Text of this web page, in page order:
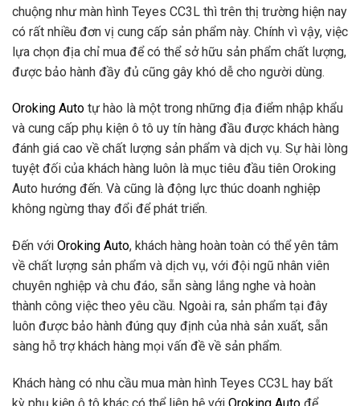
chuộng như màn hình Teyes CC3L thì trên thị trường hiện nay
có rất nhiều đơn vị cung cấp sản phẩm này. Chính vì vậy, việc
lựa chọn địa chỉ mua để có thể sở hữu sản phẩm chất lượng,
được bảo hành đầy đủ cũng gây khó dễ cho người dùng.
Oroking Auto tự hào là một trong những địa điểm nhập khẩu
và cung cấp phụ kiện ô tô uy tín hàng đầu được khách hàng
đánh giá cao về chất lượng sản phẩm và dịch vụ. Sự hài lòng
tuyệt đối của khách hàng luôn là mục tiêu đầu tiên Oroking
Auto hướng đến. Và cũng là động lực thúc doanh nghiệp
không ngừng thay đổi để phát triển.
Đến với Oroking Auto, khách hàng hoàn toàn có thể yên tâm
về chất lượng sản phẩm và dịch vụ, với đội ngũ nhân viên
chuyên nghiệp và chu đáo, sẵn sàng lắng nghe và hoàn
thành công việc theo yêu cầu. Ngoài ra, sản phẩm tại đây
luôn được bảo hành đúng quy định của nhà sản xuất, sẵn
sàng hỗ trợ khách hàng mọi vấn đề về sản phẩm.
Khách hàng có nhu cầu mua màn hình Teyes CC3L hay bất